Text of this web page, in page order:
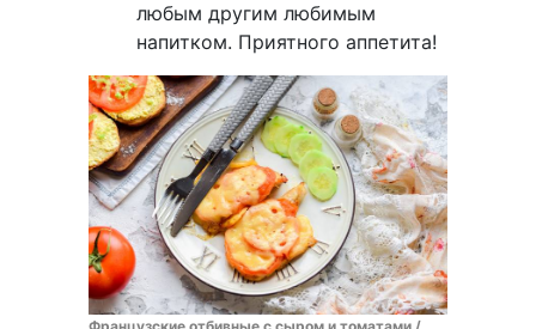
любым другим любимым
напитком. Приятного аппетита!